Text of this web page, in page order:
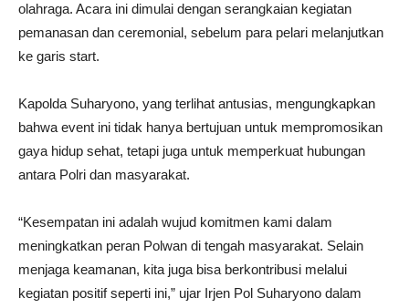
olahraga. Acara ini dimulai dengan serangkaian kegiatan
pemanasan dan ceremonial, sebelum para pelari melanjutkan
ke garis start.
Kapolda Suharyono, yang terlihat antusias, mengungkapkan
bahwa event ini tidak hanya bertujuan untuk mempromosikan
gaya hidup sehat, tetapi juga untuk memperkuat hubungan
antara Polri dan masyarakat.
“Kesempatan ini adalah wujud komitmen kami dalam
meningkatkan peran Polwan di tengah masyarakat. Selain
menjaga keamanan, kita juga bisa berkontribusi melalui
kegiatan positif seperti ini,” ujar Irjen Pol Suharyono dalam